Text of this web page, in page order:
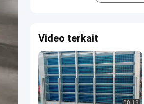
Video terkait